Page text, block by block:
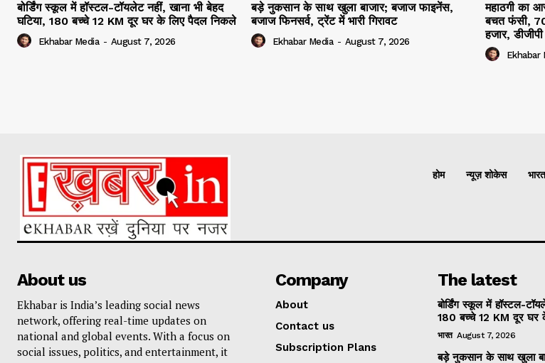
बोर्डिंग स्कूल में हॉस्टल-टॉयलेट नहीं, खाना भी बेहद
घटिया, 180 बच्चे 12 KM दूर घर के लिए पैदल निकले
Ekhabar Media - August 7, 2026
बड़े नुकसान के साथ खुला बाजार; बजाज फाइनेंस,
बजाज फिनसर्व, ट्रेंट में भारी गिरावट
Ekhabar Media - August 7, 2026
महाठगी का
बचत फंसी,
हजार,
Ekhabar
होम न्यूज़ शोकेस भारत
About us
Ekhabar is India’s leading social news
network, offering real-time updates on
national and global events. With a focus on
social issues, politics, and entertainment, it
Company
About
Contact us
Subscription Plans
The latest
बोर्डिंग स्कूल में हॉस्टल-
180 बच्चे 12 KM दूर घर
भारत August 7, 2026
बड़े नुकसान के साथ खुला